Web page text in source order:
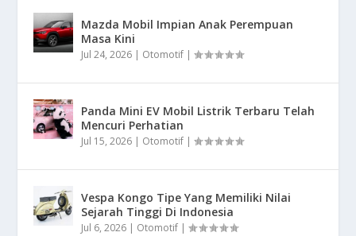
Mazda Mobil Impian Anak Perempuan
Masa Kini
Jul 24, 2026 | Otomotif |
Panda Mini EV Mobil Listrik Terbaru Telah
Mencuri Perhatian
Jul 15, 2026 | Otomotif |
Vespa Kongo Tipe Yang Memiliki Nilai
Sejarah Tinggi Di Indonesia
Jul 6, 2026 | Otomotif |